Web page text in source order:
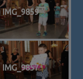
IMG_9859
IMG_9857